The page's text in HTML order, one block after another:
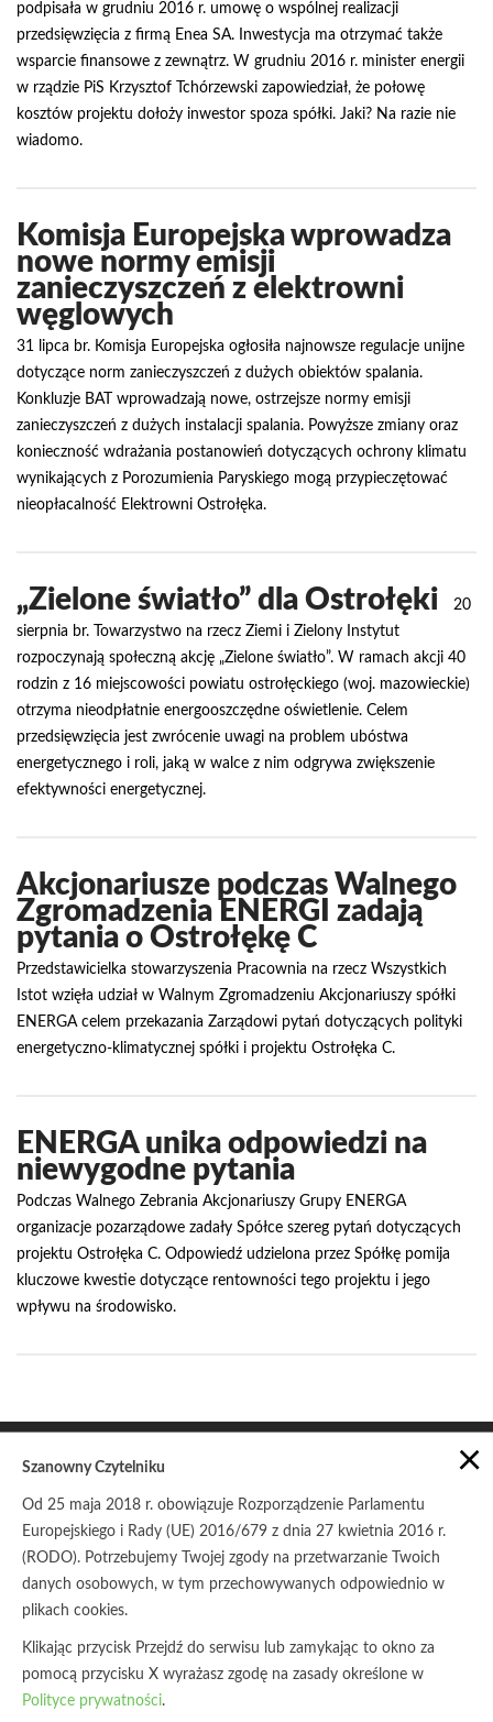
podpisała w grudniu 2016 r. umowę o wspólnej realizacji
przedsięwzięcia z firmą Enea SA. Inwestycja ma otrzymać także
wsparcie finansowe z zewnątrz. W grudniu 2016 r. minister energii
w rządzie PiS Krzysztof Tchórzewski zapowiedział, że połowę
kosztów projektu dołoży inwestor spoza spółki. Jaki? Na razie nie
wiadomo.
Komisja Europejska wprowadza
nowe normy emisji
zanieczyszczeń z elektrowni
węglowych
31 lipca br. Komisja Europejska ogłosiła najnowsze regulacje unijne
dotyczące norm zanieczyszczeń z dużych obiektów spalania.
Konkluzje BAT wprowadzają nowe, ostrzejsze normy emisji
zanieczyszczeń z dużych instalacji spalania. Powyższe zmiany oraz
konieczność wdrażania postanowień dotyczących ochrony klimatu
wynikających z Porozumienia Paryskiego mogą przypieczętować
nieopłacalność Elektrowni Ostrołęka.
„Zielone światło” dla Ostrołęki
20
sierpnia br. Towarzystwo na rzecz Ziemi i Zielony Instytut
rozpoczynają społeczną akcję „Zielone światło”. W ramach akcji 40
rodzin z 16 miejscowości powiatu ostrołęckiego (woj. mazowieckie)
otrzyma nieodpłatnie energooszczędne oświetlenie. Celem
przedsięwzięcia jest zwrócenie uwagi na problem ubóstwa
energetycznego i roli, jaką w walce z nim odgrywa zwiększenie
efektywności energetycznej.
Akcjonariusze podczas Walnego
Zgromadzenia ENERGI zadają
pytania o Ostrołękę C
Przedstawicielka stowarzyszenia Pracownia na rzecz Wszystkich
Istot wzięła udział w Walnym Zgromadzeniu Akcjonariuszy spółki
ENERGA celem przekazania Zarządowi pytań dotyczących polityki
energetyczno-klimatycznej spółki i projektu Ostrołęka C.
ENERGA unika odpowiedzi na
niewygodne pytania
Podczas Walnego Zebrania Akcjonariuszy Grupy ENERGA
organizacje pozarządowe zadały Spółce szereg pytań dotyczących
projektu Ostrołęka C. Odpowiedź udzielona przez Spółkę pomija
kluczowe kwestie dotyczące rentowności tego projektu i jego
wpływu na środowisko.
POLITYKA PRYWATNOŚCI ZASADY UDOSTĘPNIANIA
© Copyright 2017Stowarzyszenie Pracownia na rzecz
×
Szanowny Czytelniku
Od 25 maja 2018 r. obowiązuje Rozporządzenie Parlamentu
Europejskiego i Rady (UE) 2016/679 z dnia 27 kwietnia 2016 r.
(RODO). Potrzebujemy Twojej zgody na przetwarzanie Twoich
danych osobowych, w tym przechowywanych odpowiednio w
plikach cookies.
Klikając przycisk Przejdź do serwisu lub zamykając to okno za
pomocą przycisku X wyrażasz zgodę na zasady określone w
Polityce prywatności.